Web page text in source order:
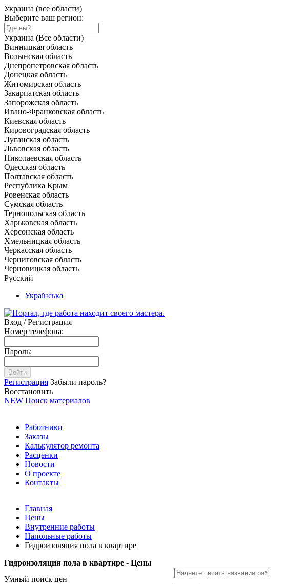
Украина (все области)
Выберите ваш регион:
Украина (Все области)
Винницкая область
Волынская область
Днепропетровская область
Донецкая область
Житомирская область
Закарпатская область
Запорожская область
Ивано-Франковская область
Киевская область
Кировоградская область
Луганская область
Львовская область
Николаевская область
Одесская область
Полтавская область
Республика Крым
Ровенская область
Сумская область
Тернопольская область
Харьковская область
Херсонская область
Хмельницкая область
Черкасская область
Черниговская область
Черновицкая область
Русский
Українська
Вход / Регистрация
Номер телефона:
Пароль:
Войти
Регистрация Забыли пароль?
Восстановить
NEW Поиск материалов
Работники
Заказы
Калькулятор ремонта
Расценки
Новости
О проекте
Контакты
Главная
Цены
Внутренние работы
Напольные работы
Гидроизоляция пола в квартире
Гидроизоляция пола в квартире - Цены
Умный поиск цен